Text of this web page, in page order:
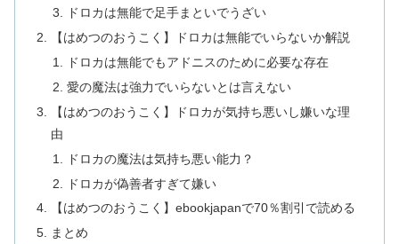
ドロカは無能で足手まといでうざい
【はめつのおうこく】ドロカは無能でいらないか解説
ドロカは無能でもアドニスのために必要な存在
愛の魔法は強力でいらないとは言えない
【はめつのおうこく】ドロカが気持ち悪いし嫌いな理
由
ドロカの魔法は気持ち悪い能力？
ドロカが偽善者すぎて嫌い
【はめつのおうこく】ebookjapanで70％割引で読める
まとめ